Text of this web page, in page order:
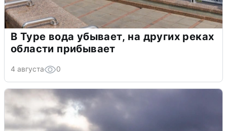
В Туре вода убывает, на других реках
области прибывает
4 августа 0